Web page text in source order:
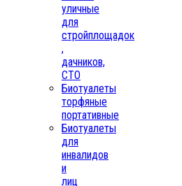
уличные
для
стройплощадок
,
дачников,
СТО
Биотуалеты
торфяные
портативные
Биотуалеты
для
инвалидов
и
лиц